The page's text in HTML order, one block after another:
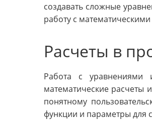
создавать сложные
работу с
Расчеты в
Работа с
математические расчеты
понятному
функции и параметры для